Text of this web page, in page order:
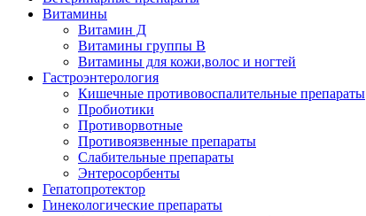
Витамины
Витамин Д
Витамины группы В
Витамины для кожи,волос и ногтей
Гастроэнтерология
Кишечные противовоспалительные препараты
Пробиотики
Противорвотные
Противоязвенные препараты
Слабительные препараты
Энтеросорбенты
Гепатопротектор
Гинекологические препараты